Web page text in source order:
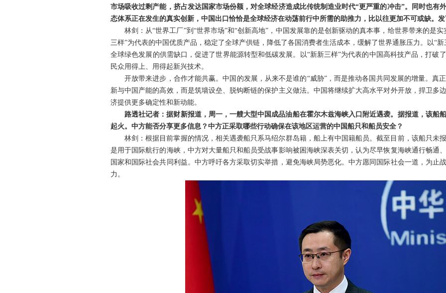
市场吸收过剩产能，挤占发达国家市场份额，对全球经济造成比传统制造业时代“更严重的冲击”。同时也有
态体系正在发生的真实创新，中国出口恰恰是全球经济在动荡前行中所需的助推力，比以往更加不可或缺。
林剑：从“世界工厂”到“世界市场”和“创新高地”，中国发展靠的是创新驱动的真本事，给世界带来的是
三样”为代表的中国优质产品，稳定了全球产供链，降低了各国消费者生活成本，缓解了世界通胀压力。以“
全球绿色发展的供需缺口，促进了世界能源转型和低碳发展。以“新新三样”为代表的中国高科技产品，打破
民众用得上、用得起新兴技术。
开放带来进步，合作才能共赢。中国的发展，从来不是谁的“威胁”，而是推动各国共同发展的增量。真
新与中国产能的高效，而是筑墙设垒、脱钩断链的保护主义做法。中国将继续扩大高水平对外开放，捍卫多
济提供更多确定性和新动能。
路透社记者：据财新报道，周一，一艘大型中国成品油船在霍尔木兹海峡入口附近遇袭。据报道，该船
起火。中方能否分享更多信息？中方正采取哪些行动确保在该地区运营的中国船只和船员安全？
林剑：根据目前掌握的情况，相关遇袭船只系马绍尔群岛籍，船上有中国籍船员。截至目前，该船只未
是用于国际航行的海峡，中方对大量船只和船员受战事影响被困海峡深表关切，认为尽早恢复海峡通行畅通
国家和国际社会共同利益。中方呼吁各方采取切实举措，避免海峡局势恶化。中方愿同国际社会一道，为止
力。